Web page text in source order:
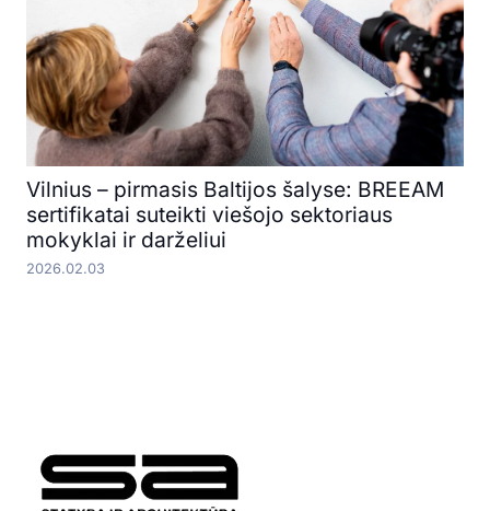
Vilnius – pirmasis Baltijos šalyse: BREEAM
sertifikatai suteikti viešojo sektoriaus
mokyklai ir darželiui
2026.02.03